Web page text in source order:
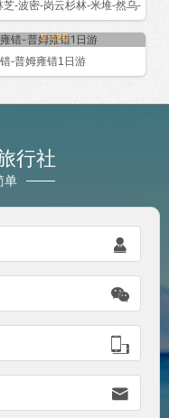
芝-波密-岗云杉林-米堆-然乌-
¥ 480
-普姆雍错1日游
行社
单



